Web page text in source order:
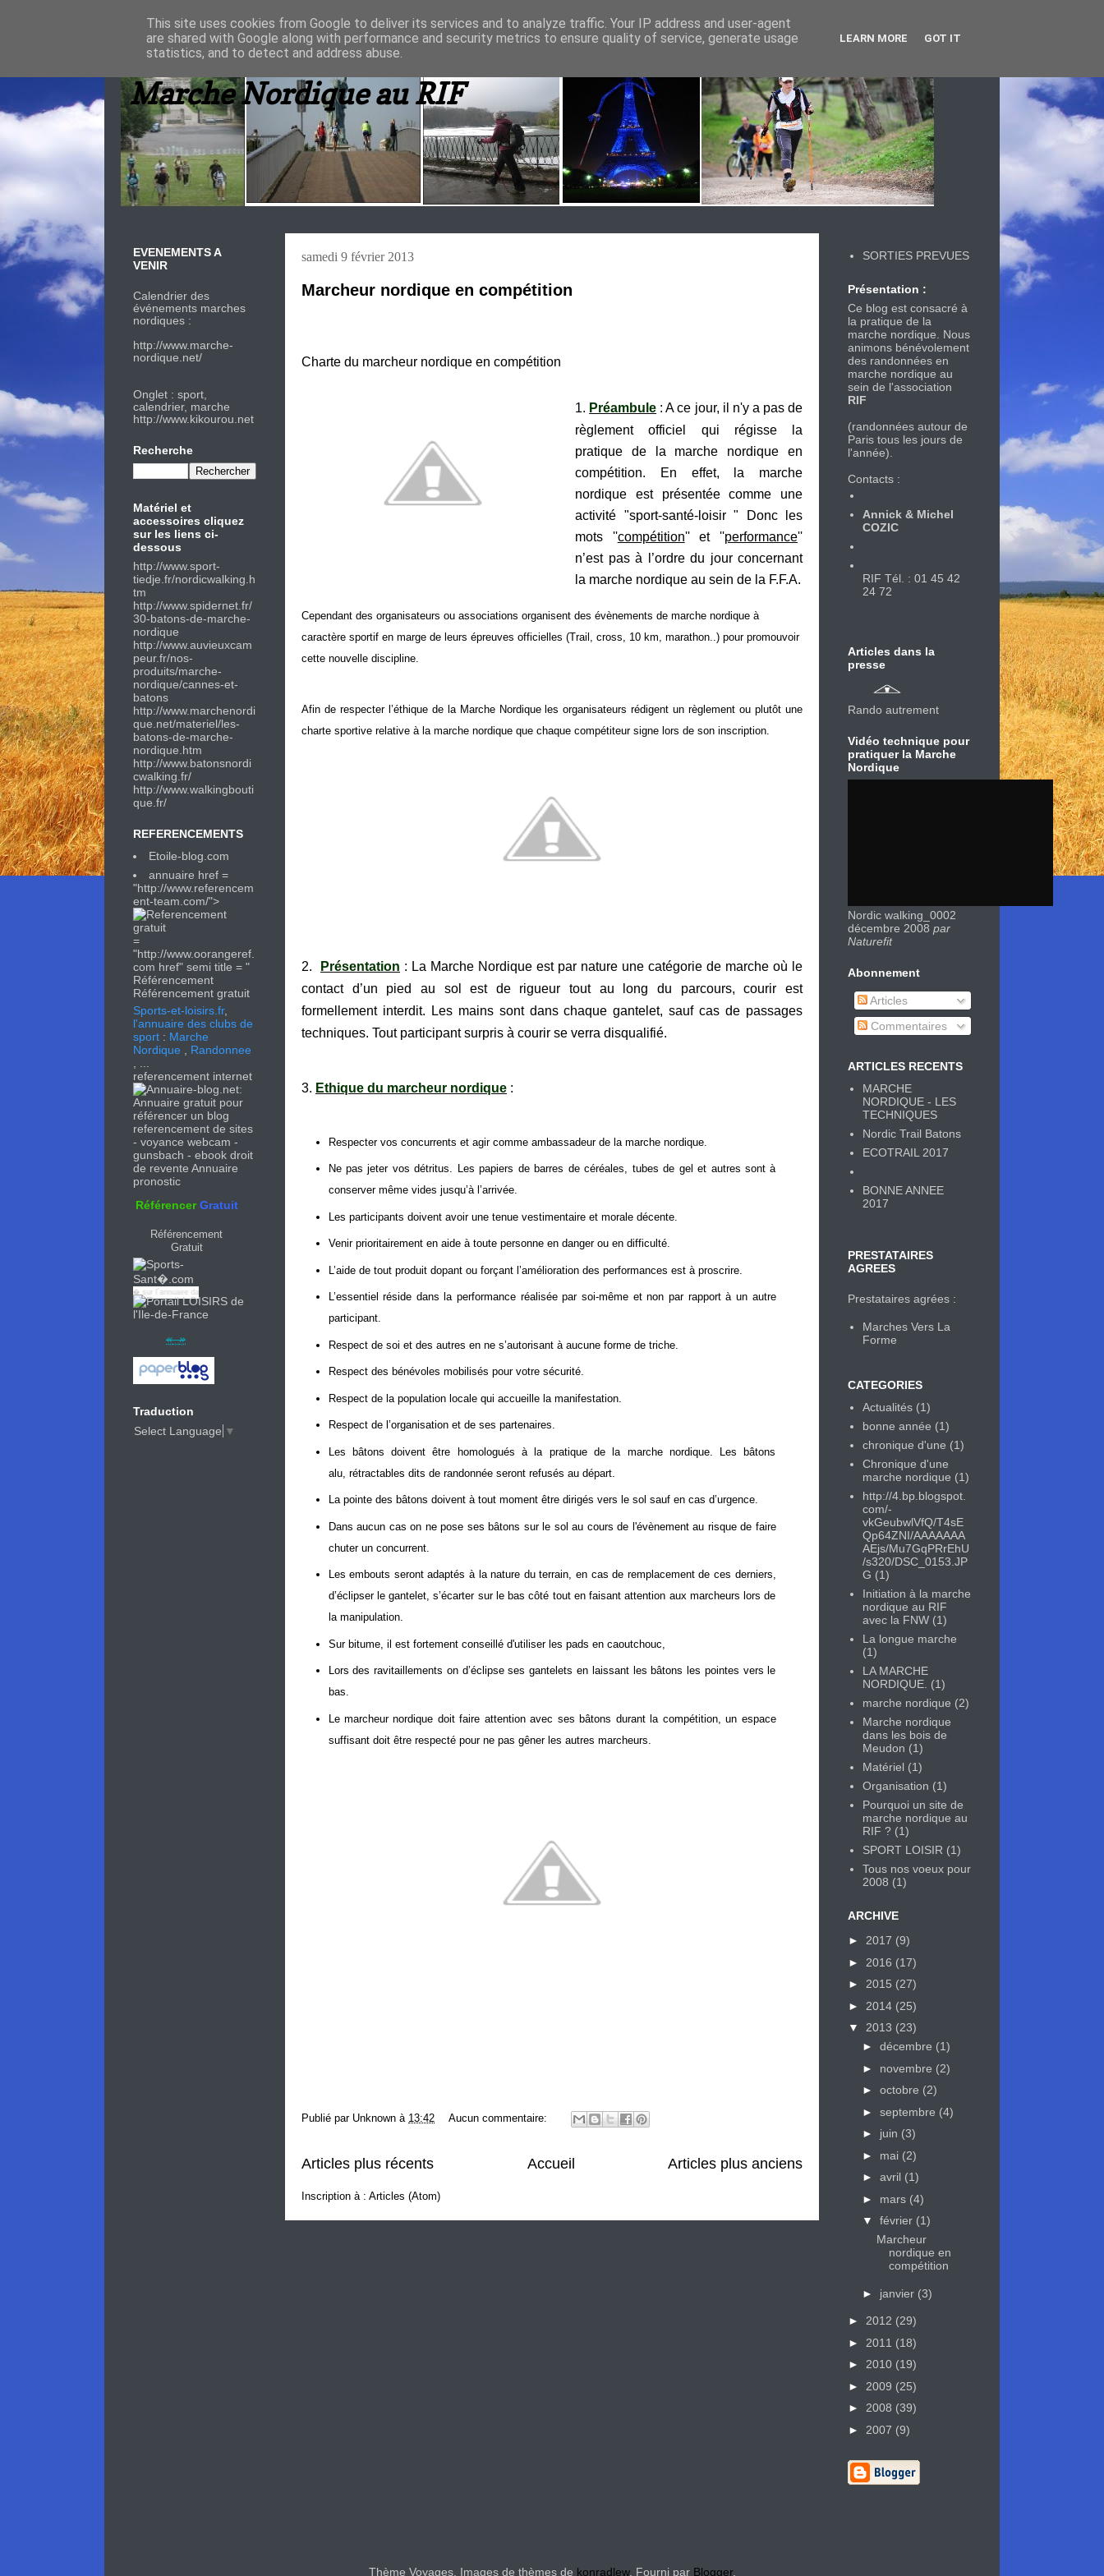
Marche Nordique au RIF
samedi 9 février 2013
Marcheur nordique en compétition
Charte du marcheur nordique en compétition
1. Préambule : A ce jour, il n'y a pas de
règlement officiel qui régisse la
pratique de la marche nordique en
compétition. En effet, la marche
nordique est présentée comme une
activité "sport-santé-loisir " Donc les
mots ''compétition'' et ''performance''
n’est pas à l’ordre du jour concernant
la marche nordique au sein de la F.F.A.
Cependant des organisateurs ou associations organisent des évènements de marche nordique à
caractère sportif en marge de leurs épreuves officielles (Trail, cross, 10 km, marathon..) pour promouvoir
cette nouvelle discipline.
Afin de respecter l’éthique de la Marche Nordique les organisateurs rédigent un règlement ou plutôt une
charte sportive relative à la marche nordique que chaque compétiteur signe lors de son inscription.
2. Présentation : La Marche Nordique est par nature une catégorie de marche où le
contact d’un pied au sol est de rigueur tout au long du parcours, courir est
formellement interdit. Les mains sont dans chaque gantelet, sauf cas de passages
techniques. Tout participant surpris à courir se verra disqualifié.
3. Ethique du marcheur nordique :
Respecter vos concurrents et agir comme ambassadeur de la marche nordique.
Ne pas jeter vos détritus. Les papiers de barres de céréales, tubes de gel et autres sont à
conserver même vides jusqu’àl’arrivée.
Les participants doivent avoir une tenue vestimentaire et morale décente.
Venir prioritairement en aide à toute personne en danger ou en difficulté.
L’aide de tout produit dopant ou forçant l’amélioration des performances est à proscrire.
L’essentiel réside dans la performance réalisée par soi-même et non par rapport à un autre
participant.
Respect de soi et des autres en ne s’autorisant à aucune forme de triche.
Respect des bénévoles mobilisés pour votre sécurité.
Respect de la population locale qui accueille la manifestation.
Respect de l’organisation et de ses partenaires.
Les bâtons doivent être homologués à la pratique de la marche nordique. Les bâtons
alu, rétractables dits de randonnée seront refusés au départ.
La pointe des bâtons doivent à tout moment être dirigés vers le sol sauf en cas d’urgence.
Dans aucun cas on ne pose ses bâtons sur le sol au cours de l'évènementau risque de faire
chuter un concurrent.
Les embouts seront adaptés à la nature du terrain, en cas de remplacement de ces derniers,
d’éclipser le gantelet, s’écarter sur le bas côté tout en faisant attention aux marcheurs lors de
la manipulation.
Sur bitume, il est fortement conseillé d'utiliser les pads en caoutchouc,
Lors des ravitaillements on d’éclipse ses gantelets en laissant les bâtons les pointes vers le
bas.
Le marcheur nordique doit faire attention avec ses bâtons durant la compétition, un espace
suffisant doit être respecté pour ne pas gêner les autres marcheurs.
Publié par Unknown à 13:42 Aucun commentaire:
Articles plus récents Articles plus anciens
Accueil
Inscription à : Articles (Atom)
EVENEMENTS A
VENIR
Calendrier des
événements marches
nordiques :
http://www.marche-
nordique.net/
Onglet : sport,
calendrier, marche
http://www.kikourou.net
Recherche
Matériel et
accessoires cliquez
sur les liens ci-
dessous
http://www.sport-
tiedje.fr/nordicwalking.h
tm
http://www.spidernet.fr/
30-batons-de-marche-
nordique
http://www.auvieuxcam
peur.fr/nos-
produits/marche-
nordique/cannes-et-
batons
http://www.marchenordi
que.net/materiel/les-
batons-de-marche-
nordique.htm
http://www.batonsnordi
cwalking.fr/
http://www.walkingbouti
que.fr/
REFERENCEMENTS
Etoile-blog.com
annuaire href =
"http://www.referencem
ent-team.com/">
=
"http://www.oorangeref.
com href" semi title = "
Référencement
Référencement gratuit
Sports-et-loisirs.fr,
l'annuaire des clubs de
sport : Marche
Nordique
Randonnee
referencement internet
referencement de sites
- voyance webcam -
gunsbach - ebook droit
de revente Annuaire
pronostic
Référencer Gratuit
Référencement
Gratuit
Ce site est enregistr� sur l´annuairedans la cat�gorie >
Traduction
Select Language ▼
SORTIES PREVUES
Présentation :
Ce blog est consacré à
la pratique de la
marche nordique. Nous
animons bénévolement
des randonnées en
marche nordique au
sein de l'association
RIF
(randonnées autour de
Paris tous les jours de
l'année).
Contacts :
Annick & Michel
COZIC
RIF Tél. : 01 45 42
24 72
Articles dans la
presse
Rando autrement
Vidéo technique pour
pratiquer la Marche
Nordique
Nordic walking_0002
décembre 2008 par
Naturefit
Abonnement
Articles
Commentaires
ARTICLES RECENTS
MARCHE
NORDIQUE - LES
TECHNIQUES
Nordic Trail Batons
ECOTRAIL 2017
BONNE ANNEE
2017
PRESTATAIRES
AGREES
Prestataires agrées :
Marches Vers La
Forme
CATEGORIES
Actualités (1)
bonne année (1)
chronique d'une (1)
Chronique d'une
marche nordique (1)
http://4.bp.blogspot.
com/-
vkGeubwlVfQ/T4sE
Qp64ZNI/AAAAAAA
AEjs/Mu7GqPRrEhU
/s320/DSC_0153.JP
G (1)
Initiation à la marche
nordique au RIF
avec la FNW (1)
La longue marche
(1)
LA MARCHE
NORDIQUE. (1)
marche nordique (2)
Marche nordique
dans les bois de
Meudon (1)
Matériel (1)
Organisation (1)
Pourquoi un site de
marche nordique au
RIF ? (1)
SPORT LOISIR (1)
Tous nos voeux pour
2008 (1)
ARCHIVE
► 2017 (9)
► 2016 (17)
► 2015 (27)
► 2014 (25)
▼ 2013 (23)
► décembre (1)
► novembre (2)
► octobre (2)
► septembre (4)
► juin (3)
► mai (2)
► avril (1)
► mars (4)
▼ février (1)
Marcheur
nordique en
compétition
► janvier (3)
► 2012 (29)
► 2011 (18)
► 2010 (19)
► 2009 (25)
► 2008 (39)
► 2007 (9)
Thème Voyages. Images de thèmes de konradlew. Fourni par Blogger.
This site uses cookies from Google to deliver its services and to analyze traffic. Your IP address and user-agent
are shared with Google along with performance and security metrics to ensure quality of service, generate usage
statistics, and to detect and address abuse.
LEARN MORE GOT IT